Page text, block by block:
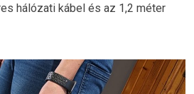
hálózati kábel és az 1,2 méter